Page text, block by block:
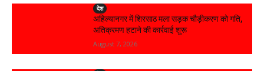
देश
अहिल्यानगर में शिरसाठ मला सड़क चौड़ीकरण को गति,
अतिक्रमण हटाने की कार्रवाई शुरू
August 7, 2026